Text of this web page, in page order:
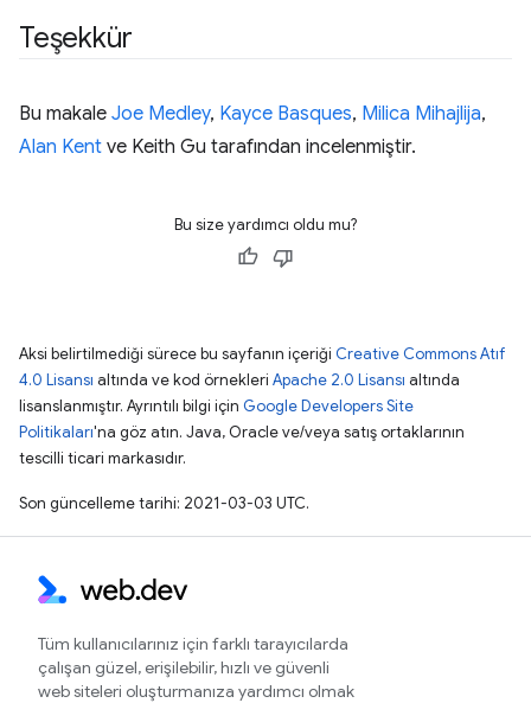
Teşekkür
Bu makale Joe Medley, Kayce Basques, Milica Mihajlija,
Alan Kent ve Keith Gu tarafından incelenmiştir.
Bu size yardımcı oldu mu?
Aksi belirtilmediği sürece bu sayfanın içeriği Creative Commons Atıf
4.0 Lisansı altında ve kod örnekleri Apache 2.0 Lisansı altında
lisanslanmıştır. Ayrıntılı bilgi için Google Developers Site
Politikaları'na göz atın. Java, Oracle ve/veya satış ortaklarının
tescilli ticari markasıdır.
Son güncelleme tarihi: 2021-03-03 UTC.
Tüm kullanıcılarınız için farklı tarayıcılarda
çalışan güzel, erişilebilir, hızlı ve güvenli
web siteleri oluşturmanıza yardımcı olmak